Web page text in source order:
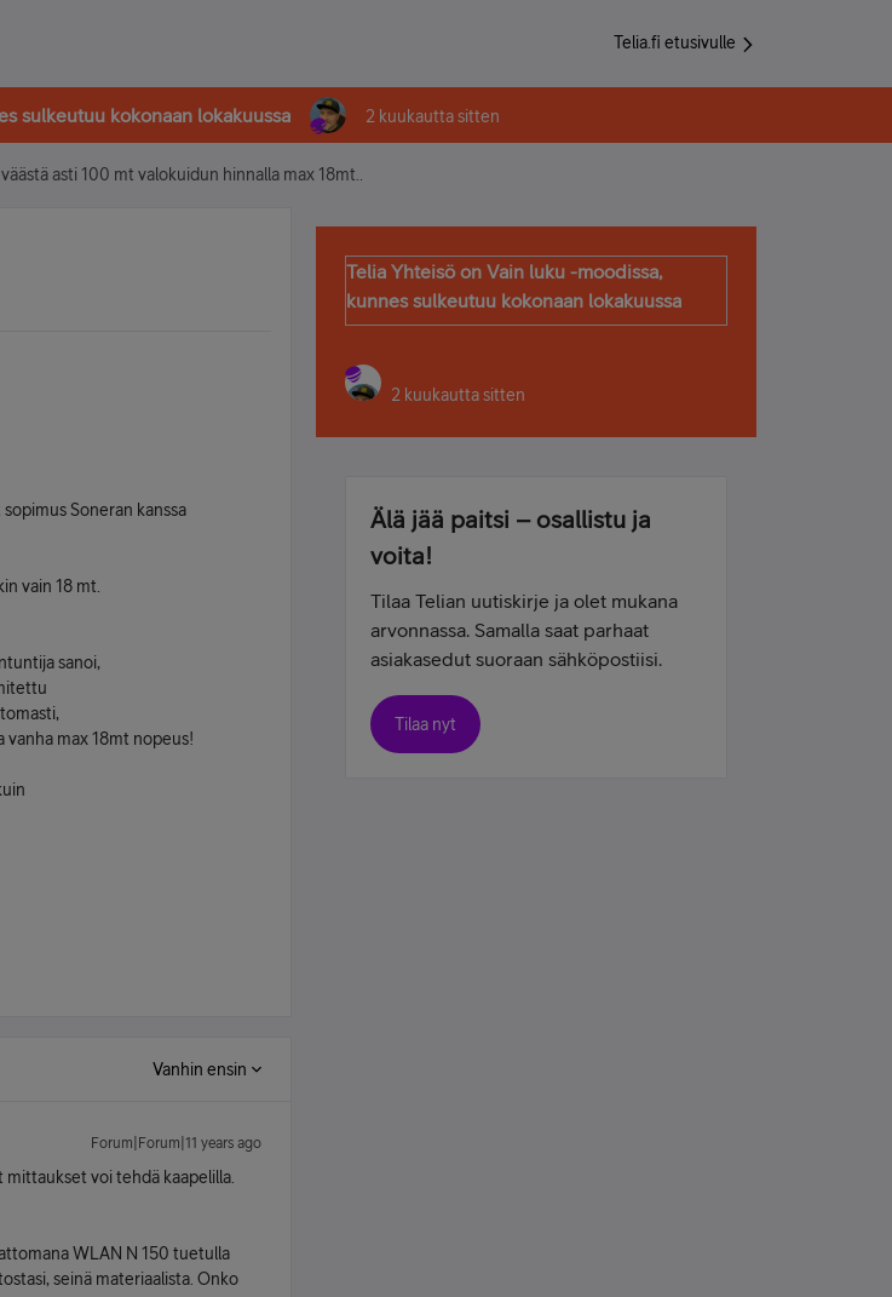
Telia.fi etusivulle
sulkeutuu kokonaan lokakuussa 2 kuukautta sitten
asti 100 mt valokuidun hinnalla max 18mt..
Soneran kanssa
vain 18 mt.
sanoi,
vanha max 18mt nopeus!
Vanhin ensin
Forum|Forum|11 years ago
voi tehdä kaapelilla.
WLAN N 150 tuetulla
seinä materiaalista. Onko
Telia Yhteisö on Vain luku -moodissa,
kunnes sulkeutuu kokonaan lokakuussa
2 kuukautta sitten
Älä jää paitsi – osallistu ja
voita!
Tilaa Telian uutiskirje ja olet mukana
arvonnassa. Samalla saat parhaat
asiakasedut suoraan sähköpostiisi.
Tilaa nyt